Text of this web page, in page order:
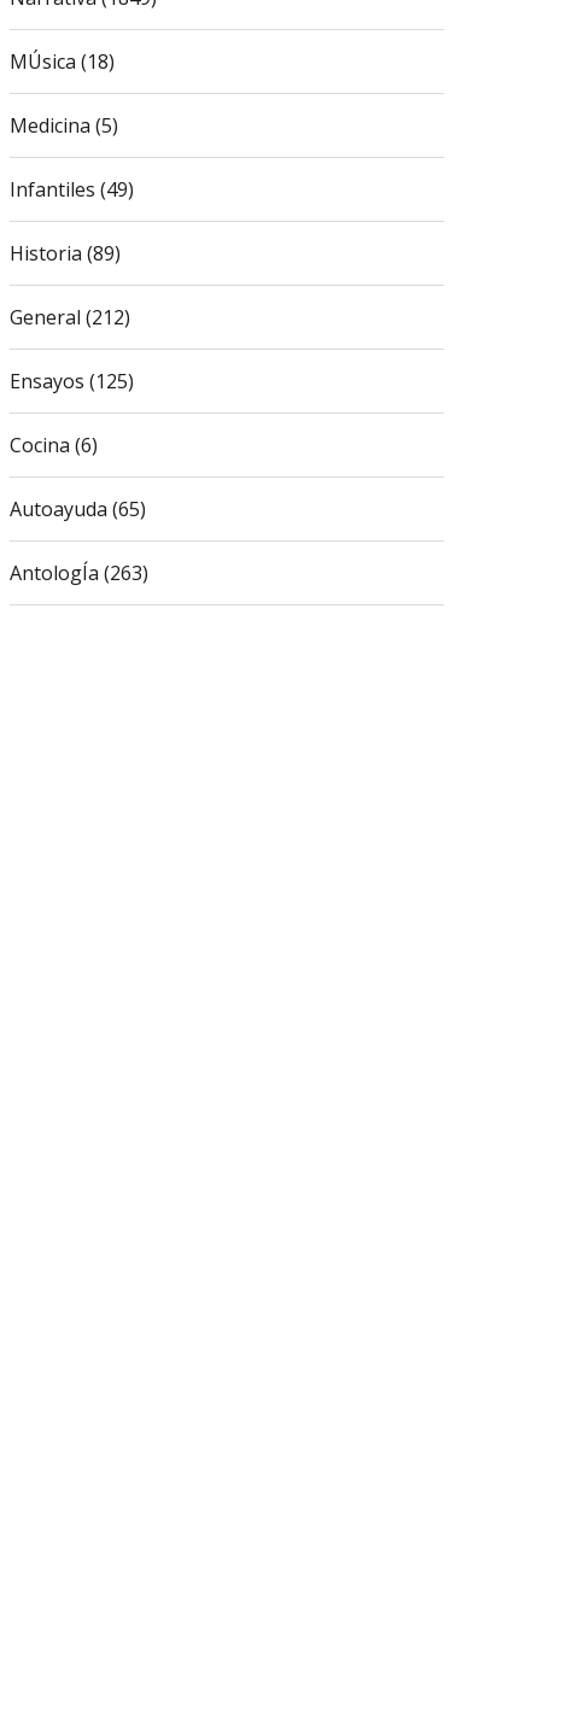
MÚsica (18)
Medicina (5)
Infantiles (49)
Historia (89)
General (212)
Ensayos (125)
Cocina (6)
Autoayuda (65)
AntologÍa (263)